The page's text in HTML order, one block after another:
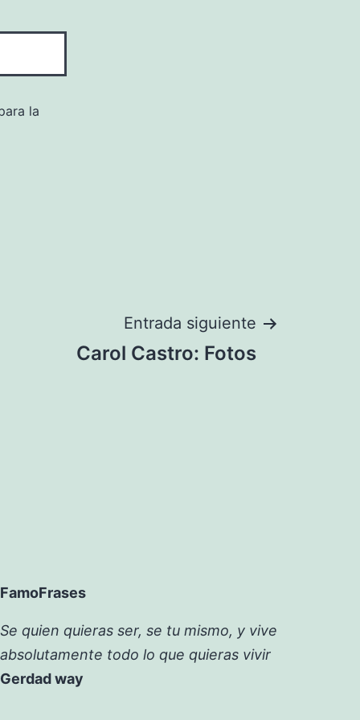
la
Entrada siguiente
Carol Castro: Fotos
FamoFrases
Se quien quieras ser, se tu mismo, y vive
absolutamente todo lo que quieras vivir
Gerdad way